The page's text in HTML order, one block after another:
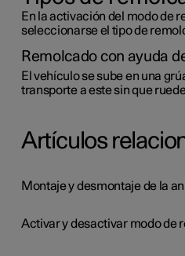
En la activación del modo de
seleccionarse el tipo de
Remolcado con ayuda
El vehículo se sube en una
transporte a este sin que
Artículos
Montaje y desmontaje de la
Activar y desactivar modo de